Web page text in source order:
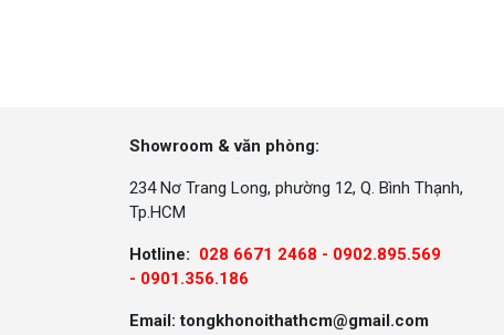
Showroom & văn phòng:
234 Nơ Trang Long, phường 12, Q. Bình Thạnh,
Tp.HCM
Hotline: 028 6671 2468 - 0902.895.569
- 0901.356.186
Email: tongkhonoithathcm@gmail.com